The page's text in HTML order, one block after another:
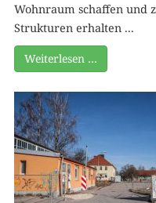
Wohnraum schaffen und
Strukturen erhalten ...
Weiterlesen …